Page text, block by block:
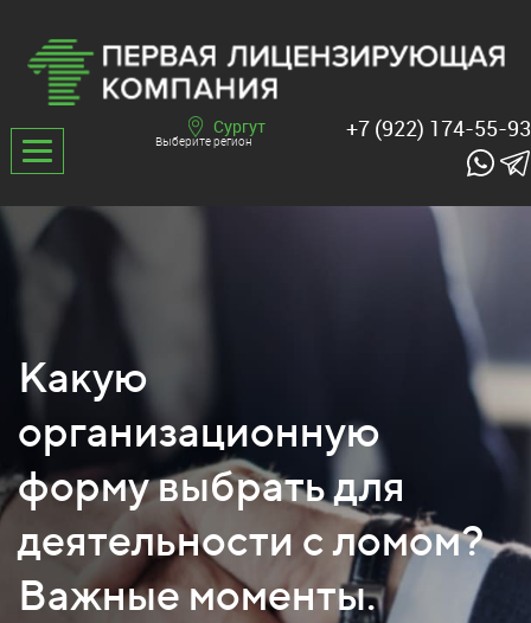
Сургут
Выберите регион +7 (922) 174-55-93
Какую
организационную
форму выбрать для
деятельности с ломом?
Важные моменты.